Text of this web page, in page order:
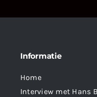
Informatie
Home
Interview met Hans